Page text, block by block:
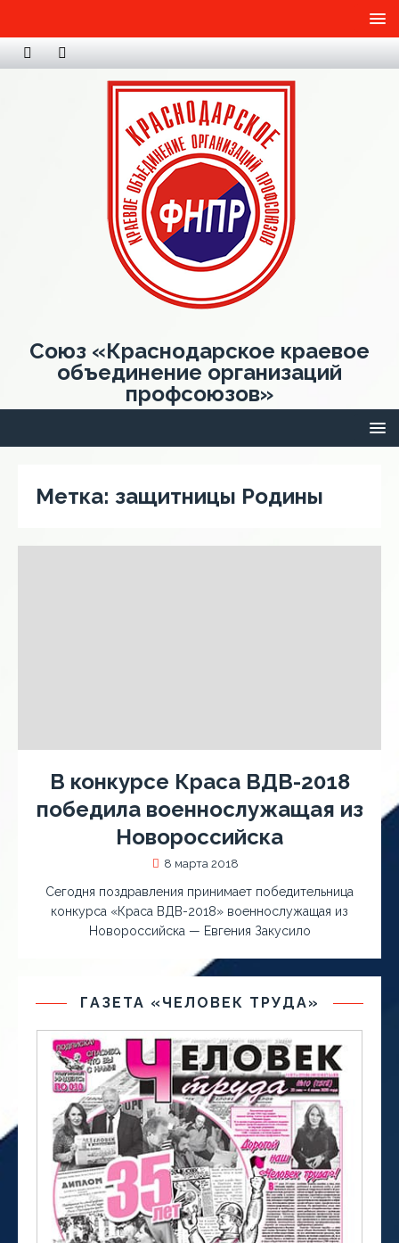
Союз «Краснодарское краевое
объединение организаций
профсоюзов»
Метка: защитницы Родины
В конкурсе Краса ВДВ-2018
победила военнослужащая из
Новороссийска
8 марта 2018
Сегодня поздравления принимает победительница
конкурса «Краса ВДВ-2018» военнослужащая из
Новороссийска — Евгения Закусило
ГАЗЕТА «ЧЕЛОВЕК ТРУДА»